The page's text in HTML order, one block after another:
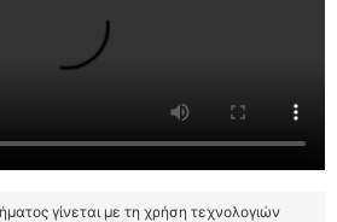
γίνεται με τη χρήση τεχνολογιών